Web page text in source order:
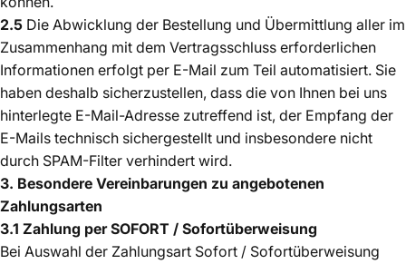
2.5 Die Abwicklung der Bestellung und Übermittlung aller im
Zusammenhang mit dem Vertragsschluss erforderlichen
Informationen erfolgt per E-Mail zum Teil automatisiert. Sie
haben deshalb sicherzustellen, dass die von Ihnen bei uns
hinterlegte E-Mail-Adresse zutreffend ist, der Empfang der
E-Mails technisch sichergestellt und insbesondere nicht
durch SPAM-Filter verhindert wird.
3. Besondere Vereinbarungen zu angebotenen
Zahlungsarten
3.1 Zahlung per SOFORT / Sofortüberweisung
Bei Auswahl der Zahlungsart Sofort / Sofortüberweisung